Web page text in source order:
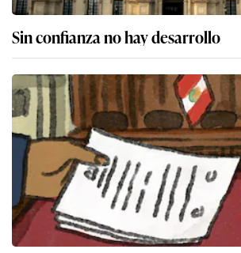
Sin confianza no hay desarrollo